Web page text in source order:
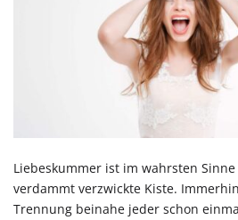
Liebeskummer ist im wahrsten
verdammt verzwickte Kiste.
Trennung beinahe jeder schon